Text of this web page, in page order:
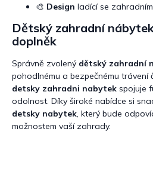
🎨 Design ladící se
Dětský zahradní
doplněk
Správně zvolený dětský zahradní
pohodlnému a bezpečnému trávení
detsky zahradni nabytek spojuje
odolnost. Díky široké nabídce si
detsky nabytek, který bude
možnostem vaší zahrady.